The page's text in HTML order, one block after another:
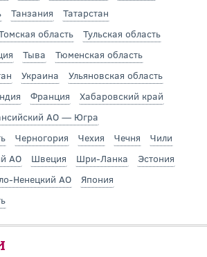
Танзания
Татарстан
область
Тульская область
Тыва
Тюменская область
Украина
Ульяновская область
Франция
Хабаровский край
АО — Югра
Черногория Чехия Чечня
Чили
АО Швеция Шри-Ланка
Эстония
Ненецкий АО
Япония